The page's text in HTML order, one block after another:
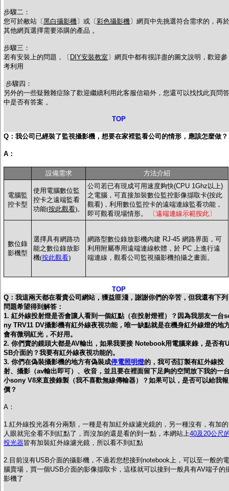
步驟二：
您可於敝站〔黑白攝影機〕或〔彩色攝影機〕網頁中先挑選符合需求的，再於
其他網頁選擇需要添購的產品 。
步驟三：
若有安裝上的問題，〔 DIY安裝教室 〕網頁中都有很詳盡的圖文說明，歡迎參
考利用
步驟四：
另外的一些疑難雜症除了歡迎繼續利用此客服信箱外，您還可以找找此頁問答
中是否有答案 。
TOP
Q：我公司已經裝了監視攝影機，想要在家裡監看公司的情形，應該怎麼做？
A：
設備需求 方法介紹
電腦監
控卡型
使用電腦數位監
控卡之遠端監看
功能(按此觀看)。
公司若已有現成可用速度夠快(CPU 1Ghz以上)
之電腦，可直接加裝數位監控影像擷取卡(按此
觀看)，利用數位監控卡的遠端連線監看功能，
即可觀看現場情形。
〔遠端連線示範按此〕
數位錄
影機型
選擇具有網路功
能之數位錄放影
機(按此觀看)
網路型數位錄放影機內建 RJ-45 網路界面，可
利用附屬專用遠端連線軟體，於 PC 上進行遠
端連線，觀看公司監視攝影機拍攝之畫面。
TOP
Q：我這兩天都在看貴公司網站，獲益匪淺，謝謝你們的辛苦，但我還有下列
問題希望得到解答：
1. 紅外線投射燈是否會讓人看到一個紅點（在投射燈裡）？因為我朋友一台
ny TRV11 DV攝影機有紅外線夜視功能，唯一缺點就是在機身紅外線燈的地
會有微弱紅光，不好用。
2. 你們賣的鏡頭大都是AV輸出，如果我要接 Notebook用電腦來錄，是否有U
SB介面的？我要有紅外線夜視功能的。
3. 你們在偽裝攝影機的地方有偽裝成停電照明燈的，我可否訂製有紅外線投
射、攝影（av輸出即可）、收音，並且要在裡面留下足夠的空間放下我的一
小sony V8來直接錄製（我不喜歡無線傳輸器）？如果可以，是否可以給我報
價？
A：
1.紅外線投光器有分兩類，一種是有加紅外線濾光鏡的，另一種沒有，有加的
人眼就完全看不到紅點了，而沒加的還是看的到一點，本網站上40及20公尺
投光器皆有加裝紅外線濾光鏡，所以看不到紅點
2.目前沒有USB介面的攝影機，不過若您想接到notebook上，可以至一般的電
腦賣場，買一個USB介面的影像擷取卡，這樣就可以接到一般具有AV端子的
影機了